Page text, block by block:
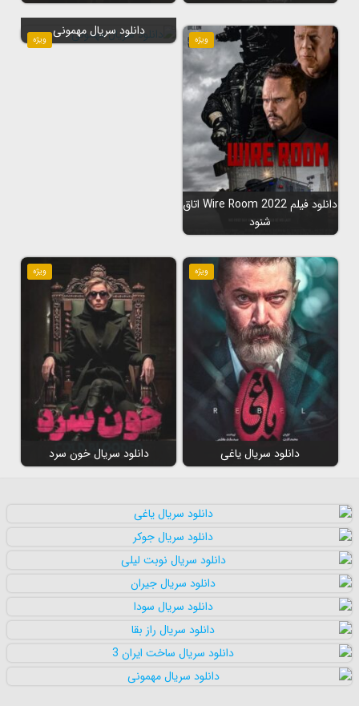
ویژه
دانلود فیلم Wire Room 2022 اتاق
شنود
ویژه
دانلود سریال مهمونی
ویژه
دانلود سریال یاغی
ویژه
دانلود سریال خون سرد